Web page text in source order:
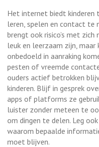
Het internet biedt
leren, spelen en contact te
brengt ook risico’s met zich
leuk en leerzaam zijn, maar
onbedoeld in aanraking
pesten of vreemde
ouders actief betrokken
kinderen. Blijf in gesprek
apps of platforms ze
luister zonder meteen te
om dingen te delen. Leg
waarom bepaalde
moet blijven.